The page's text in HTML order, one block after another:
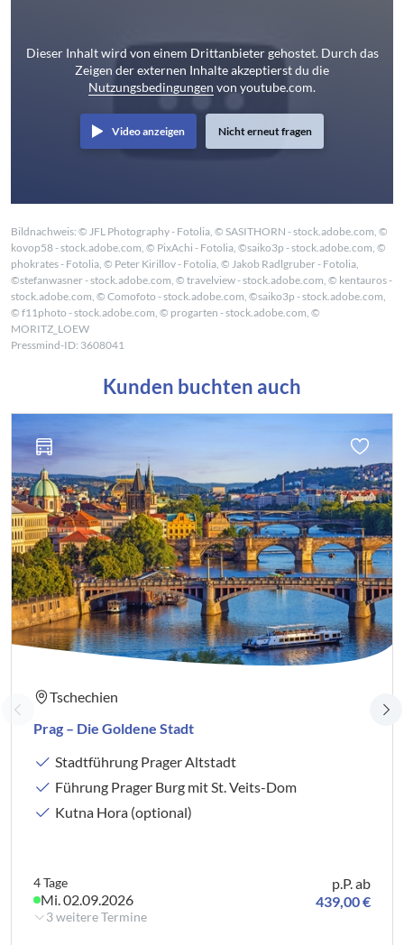
Dieser Inhalt wird von einem Drittanbieter gehostet. Durch das
Zeigen der externen Inhalte akzeptierst du die
Nutzungsbedingungen von youtube.com.
Video anzeigen Nicht erneut fragen
Bildnachweis: © JFL Photography - Fotolia, © SASITHORN - stock.adobe.com, ©
kovop58 - stock.adobe.com, © PixAchi - Fotolia, ©saiko3p - stock.adobe.com, ©
phokrates - Fotolia, © Peter Kirillov - Fotolia, © Jakob Radlgruber - Fotolia,
©stefanwasner - stock.adobe.com, © travelview - stock.adobe.com, © kentauros -
stock.adobe.com, © Comofoto - stock.adobe.com, ©saiko3p - stock.adobe.com,
© f11photo - stock.adobe.com, © progarten - stock.adobe.com, ©
MORITZ_LOEW
Pressmind-ID: 3608041
Kunden buchten auch
Tschechien
Prag – Die Goldene Stadt
Stadtführung Prager Altstadt
Führung Prager Burg mit St. Veits-Dom
Kutna Hora (optional)
4 Tage
Mi. 02.09.2026
3 weitere Termine
p.P. ab
439,00 €